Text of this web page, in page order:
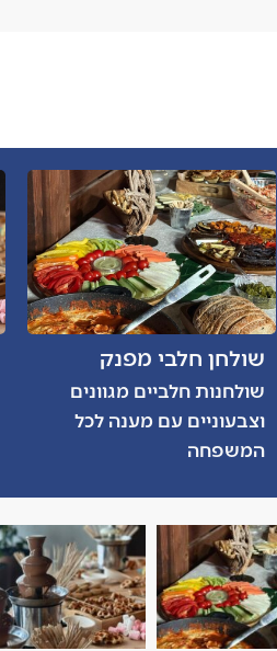
שולחן חלבי מפנק
שולחנות חלביים מגוונים
וצבעוניים עם מענה לכל
המשפחה